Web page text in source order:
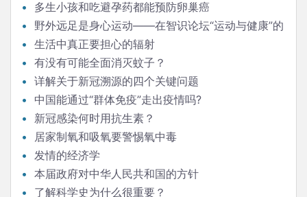
多生小孩和吃避孕药都能预防卵巢癌
野外远足是身心运动——在智识论坛“运动与健康”的
发言生活中真正要担心的辐射
有没有可能全面消灭蚊子？
详解关于新冠溯源的四个关键问题
中国能通过“群体免疫”走出疫情吗?
新冠感染何时用抗生素？
居家制氧和吸氧要警惕氧中毒
发情的经济学
本届政府对中华人民共和国的方针
了解科学史为什么很重要？